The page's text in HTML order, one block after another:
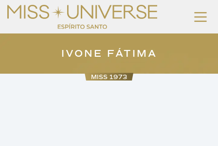
IVONE FÁTIMA
MISS 1973